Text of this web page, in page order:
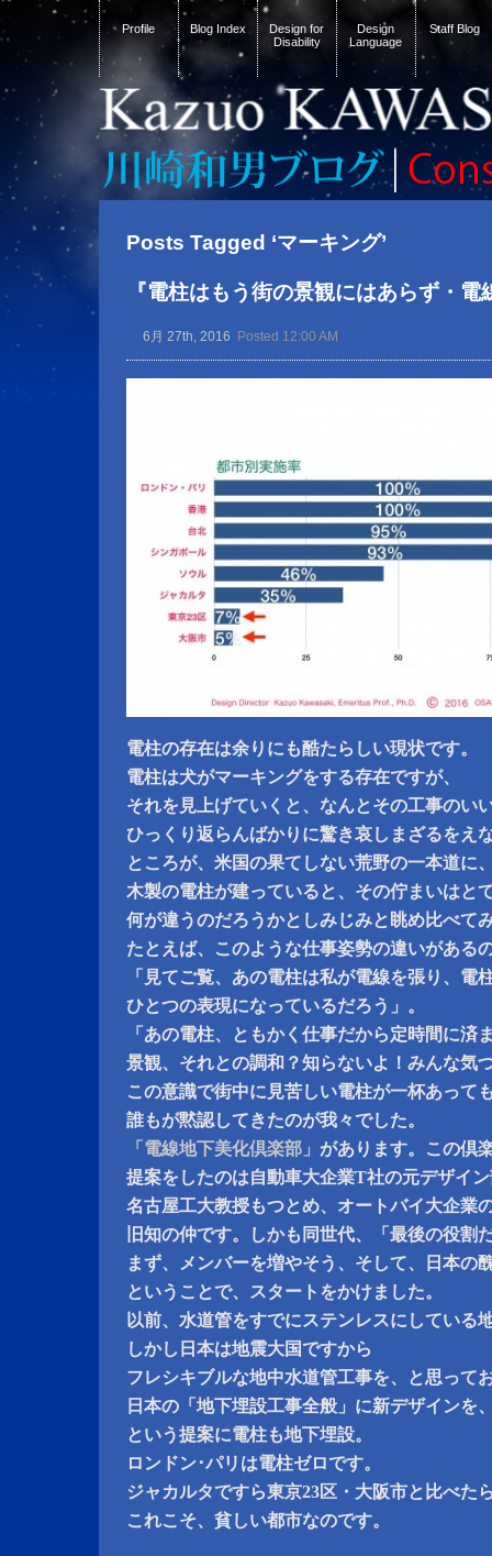
Profile Blog Index
Design for
Disability
Design
Language
Staff Blog
Posts Tagged ‘マーキング’
『電柱はもう街の景観にはあらず・
6月 27th, 2016 Posted 12:00 AM
電柱の存在は余りにも酷たらしい現状です。
電柱は犬がマーキングをする存在ですが、
それを見上げていくと、なんとその工事のい
ひっくり返らんばかりに驚き哀しまざるをえ
ところが、米国の果てしない荒野の一本道に
木製の電柱が建っていると、その佇まいはと
何が違うのだろうかとしみじみと眺め比べて
たとえば、このような仕事姿勢の違いがある
「見てご覧、あの電柱は私が電線を張り、電
ひとつの表現になっているだろう」。
「あの電柱、ともかく仕事だから定時間に済
景観、それとの調和？知らないよ！みんな気
この意識で街中に見苦しい電柱が一杯あって
誰もが黙認してきたのが我々でした。
「電線地下美化倶楽部」 があります。この倶
提案をしたのは自動車大企業T社の元デザイ
名古屋工大教授もつとめ、オートバイ大企業
旧知の仲です。しかも同世代、「最後の役割
まず、メンバーを増やそう、そして、日本の
ということで、スタートをかけました。
以前、水道管をすでにステンレスにしている
しかし日本は地震大国ですから
フレシキブルな地中水道管工事を、と思って
日本の「地下埋設工事全般」に新デザインを
という提案に電柱も地下埋設。
ロンドン･パリは電柱ゼロです。
ジャカルタですら東京23区・大阪市と比べた
これこそ、貧しい都市なのです。